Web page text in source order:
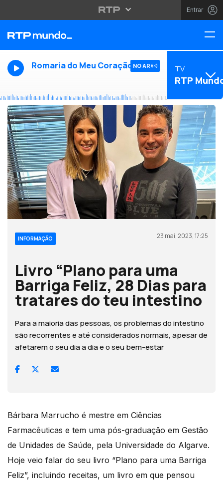
Entrar
Romaria do Meu Coração NO AR TV
RTP
INFORMAÇÃO 23 mai, 2023, 17:25
Livro “Plano para uma
Barriga Feliz, 28 Dias para
tratares do teu intestino
Para a maioria das pessoas, os problemas do intestino
são recorrentes e até considerados normais, apesar de
afetarem o seu dia a dia e o seu bem-estar
Bárbara Marrucho é mestre em Ciências
Farmacêuticas e tem uma pós-graduação em Gestão
de Unidades de Saúde, pela Universidade do Algarve.
Hoje veio falar do seu livro “Plano para uma Barriga
Feliz”, incluindo receitas, um livro em que pensou